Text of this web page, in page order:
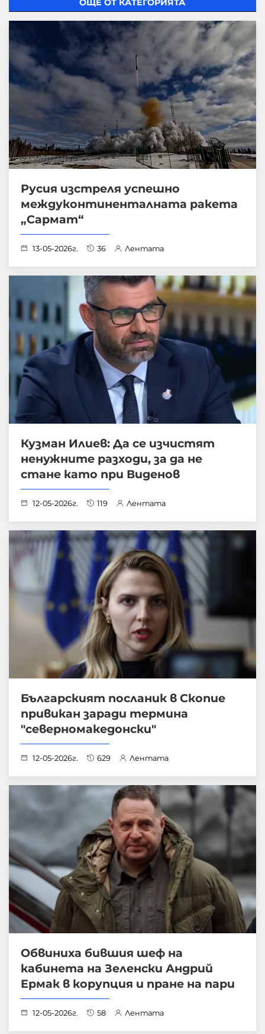
ОЩЕ ОТ КАТЕГОРИЯТА
Русия изстреля успешно
междуконтиненталната ракета
„Сармат“
13-05-2026г. 36 Лентата
Кузман Илиев: Да се изчистят
ненужните разходи, за да не
стане като при Виденов
12-05-2026г. 119 Лентата
Българският посланик в Скопие
привикан заради термина
"северномакедонски"
12-05-2026г. 629 Лентата
Обвиниха бившия шеф на
кабинета на Зеленски Андрий
Ермак в корупция и пране на пари
12-05-2026г. 58 Лентата